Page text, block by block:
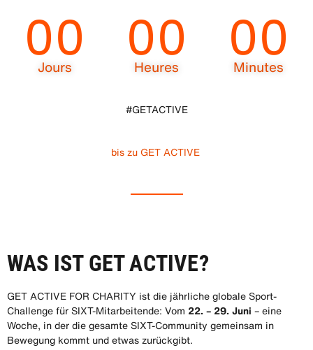
00
Jours 00
Heures 00
Minutes
#GETACTIVE
bis zu GET ACTIVE
WAS IST GET ACTIVE?
GET ACTIVE FOR CHARITY ist die jährliche globale Sport-
Challenge für SIXT-Mitarbeitende: Vom 22. – 29. Juni – eine
Woche, in der die gesamte SIXT-Community gemeinsam in
Bewegung kommt und etwas zurückgibt.